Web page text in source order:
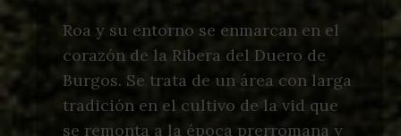
Roa y su entorno se enmarcan en el
corazón de la Ribera del Duero de
Burgos. Se trata de un área con larga
tradición en el cultivo de la vid que
se remonta a la época prerromana y